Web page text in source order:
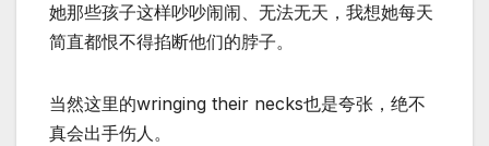
她那些孩子这样吵吵闹闹、无法无天，我想她每天
简直都恨不得掐断他们的脖子。
当然这里的wringing their necks也是夸张，绝不
真会出手伤人。